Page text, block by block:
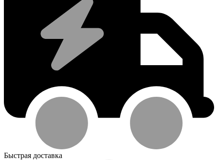
Быстрая доставка